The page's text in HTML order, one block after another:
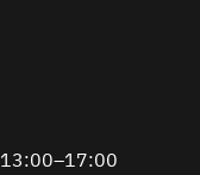
13:00–17:00